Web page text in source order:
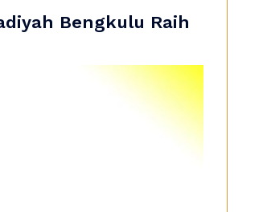
Bengkulu Raih